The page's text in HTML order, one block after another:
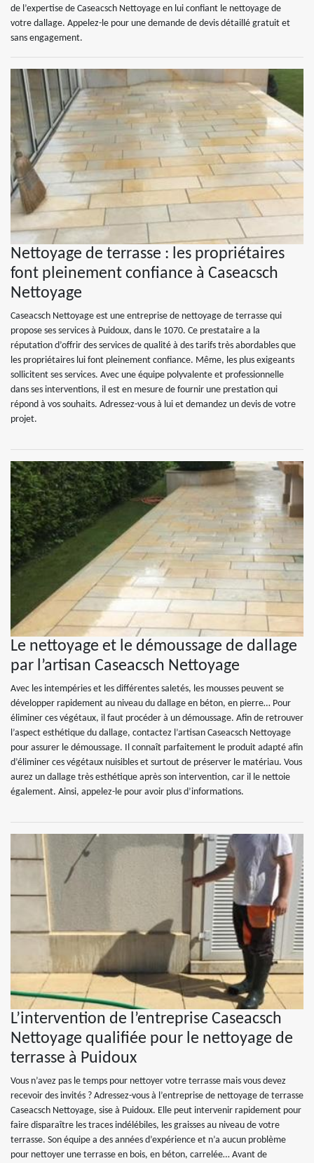
de l’expertise de Caseacsch Nettoyage en lui confiant le nettoyage de
votre dallage. Appelez-le pour une demande de devis détaillé gratuit et
sans engagement.
Nettoyage de terrasse : les propriétaires
font pleinement confiance à Caseacsch
Nettoyage
Caseacsch Nettoyage est une entreprise de nettoyage de terrasse qui
propose ses services à Puidoux, dans le 1070. Ce prestataire a la
réputation d’offrir des services de qualité à des tarifs très abordables que
les propriétaires lui font pleinement confiance. Même, les plus exigeants
sollicitent ses services. Avec une équipe polyvalente et professionnelle
dans ses interventions, il est en mesure de fournir une prestation qui
répond à vos souhaits. Adressez-vous à lui et demandez un devis de votre
projet.
Le nettoyage et le démoussage de dallage
par l’artisan Caseacsch Nettoyage
Avec les intempéries et les différentes saletés, les mousses peuvent se
développer rapidement au niveau du dallage en béton, en pierre… Pour
éliminer ces végétaux, il faut procéder à un démoussage. Afin de retrouver
l’aspect esthétique du dallage, contactez l’artisan Caseacsch Nettoyage
pour assurer le démoussage. Il connaît parfaitement le produit adapté afin
d’éliminer ces végétaux nuisibles et surtout de préserver le matériau. Vous
aurez un dallage très esthétique après son intervention, car il le nettoie
également. Ainsi, appelez-le pour avoir plus d’informations.
L’intervention de l’entreprise Caseacsch
Nettoyage qualifiée pour le nettoyage de
terrasse à Puidoux
Vous n’avez pas le temps pour nettoyer votre terrasse mais vous devez
recevoir des invités ? Adressez-vous à l’entreprise de nettoyage de terrasse
Caseacsch Nettoyage, sise à Puidoux. Elle peut intervenir rapidement pour
faire disparaître les traces indélébiles, les graisses au niveau de votre
terrasse. Son équipe a des années d’expérience et n’a aucun problème
pour nettoyer une terrasse en bois, en béton, carrelée… Avant de